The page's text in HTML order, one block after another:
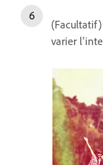
(Facultatif)
varier